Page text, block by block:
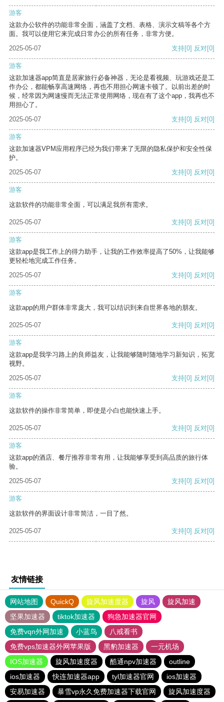
游客
这款办公软件的功能非常全面，涵盖了文档、表格、演示文稿等各个方
面。我可以使用它来完成日常办公的所有任务，非常方便。
2025-05-07
支持[0] 反对[0]
游客
这款加速器app简直是居家旅行必备神器，无论是看视频、玩游戏还是工
作办公，都能畅享高速网络，再也不用担心网速卡顿了。以前出差的时
候，经常因为网速慢而无法正常使用网络，现在有了这个app，我再也不
用担心了。
2025-05-07
支持[0] 反对[0]
游客
这款加速器VPM应用程序已经为我们带来了无限的隐私保护和安全性保
护。
2025-05-07
支持[0] 反对[0]
游客
这款软件的功能非常全面，可以满足我所有需求。
2025-05-07 支持[0] 反对[0]
游客
这款app是我工作上的得力助手，让我的工作效率提高了50%，让我能够
更轻松地完成工作任务。
2025-05-07
支持[0] 反对[0]
游客
这款app的用户群体非常庞大，我可以结识到来自世界各地的朋友。
2025-05-07 支持[0] 反对[0]
游客
这款app是我学习路上的良师益友，让我能够随时随地学习新知识，拓宽
视野。
2025-05-07
支持[0] 反对[0]
游客
这款软件的操作非常简单，即使是小白也能快速上手。
2025-05-07 支持[0] 反对[0]
游客
这款app的酒店、餐厅推荐非常有用，让我能够享受到高品质的旅行体
验。
2025-05-07
支持[0] 反对[0]
游客
这款软件的界面设计非常简洁，一目了然。
2025-05-07 支持[0] 反对[0]
友情链接
网站地图 QuickQ 旋风加速度器 旋风
旋风加速
坚果加速器
tiktok加速器
狗急加速器官网
免费vqn外网加速
小蓝鸟
八戒看书
免费vps加速器外网苹果版
黑豹加速器
一元机场
IOS加速器
旋风加速度器 酷通npv加速器
outline
ios加速器
快连加速器app tyl加速器官网
ios加速器
安易加速器
暴雪vp永久免费加速器下载官网 旋风加速度器